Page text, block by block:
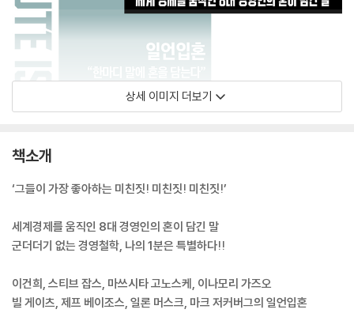
상세 이미지 더보기
책소개
‘그들이 가장 좋아하는 미친짓! 미친짓! 미친짓!’
세계경제를 움직인 8대 경영인의 혼이 담긴 말
군더더기 없는 경영철학, 나의 1분은 특별하다!!
이건희, 스티브 잡스, 마쓰시타 고노스케, 이나모리 가즈오
빌 게이츠, 제프 베이조스, 일론 머스크, 마크 저커버그의 일언입혼